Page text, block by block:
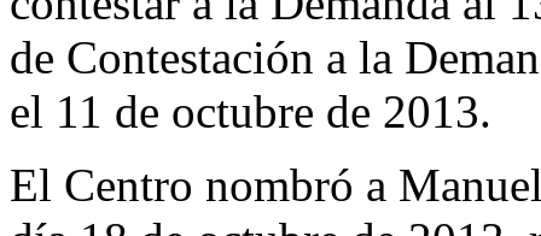
de Contestación a la
el 11 de octubre de 2013.
El Centro nombró a